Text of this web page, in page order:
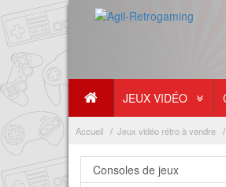
JEUX VIDÉO
Accueil Jeux vidéo rétro à vendre
Consoles de jeux